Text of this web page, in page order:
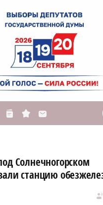
n s M
Солнечногорском
станцию